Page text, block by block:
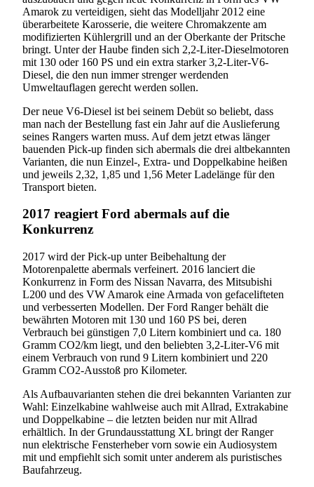
Amarok zu verteidigen, sieht das Modelljahr 2012 eine
überarbeitete Karosserie, die weitere Chromakzente am
modifizierten Kühlergrill und an der Oberkante der Pritsche
bringt. Unter der Haube finden sich 2,2-Liter-Dieselmotoren
mit 130 oder 160 PS und ein extra starker 3,2-Liter-V6-
Diesel, die den nun immer strenger werdenden
Umweltauflagen gerecht werden sollen.
Der neue V6-Diesel ist bei seinem Debüt so beliebt, dass
man nach der Bestellung fast ein Jahr auf die Auslieferung
seines Rangers warten muss. Auf dem jetzt etwas länger
bauenden Pick-up finden sich abermals die drei altbekannten
Varianten, die nun Einzel-, Extra- und Doppelkabine heißen
und jeweils 2,32, 1,85 und 1,56 Meter Ladelänge für den
Transport bieten.
2017 reagiert Ford abermals auf die
Konkurrenz
2017 wird der Pick-up unter Beibehaltung der
Motorenpalette abermals verfeinert. 2016 lanciert die
Konkurrenz in Form des Nissan Navarra, des Mitsubishi
L200 und des VW Amarok eine Armada von gefacelifteten
und verbesserten Modellen. Der Ford Ranger behält die
bewährten Motoren mit 130 und 160 PS bei, deren
Verbrauch bei günstigen 7,0 Litern kombiniert und ca. 180
Gramm CO2/km liegt, und den beliebten 3,2-Liter-V6 mit
einem Verbrauch von rund 9 Litern kombiniert und 220
Gramm CO2-Ausstoß pro Kilometer.
Als Aufbauvarianten stehen die drei bekannten Varianten zur
Wahl: Einzelkabine wahlweise auch mit Allrad, Extrakabine
und Doppelkabine – die letzten beiden nur mit Allrad
erhältlich. In der Grundausstattung XL bringt der Ranger
nun elektrische Fensterheber vorn sowie ein Audiosystem
mit und empfiehlt sich somit unter anderem als puristisches
Baufahrzeug.